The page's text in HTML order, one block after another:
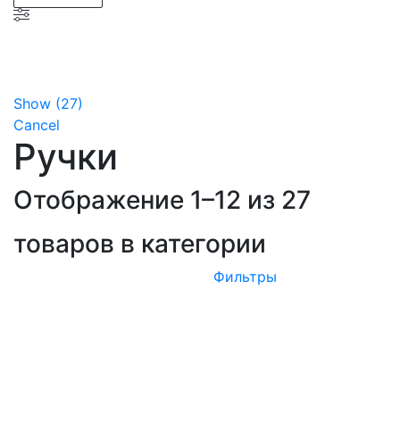
Show (27)
Cancel
Ручки
Отображение 1–12 из 27
товаров в категории
Фильтры